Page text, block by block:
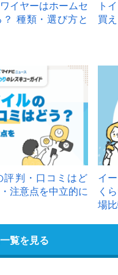
イヤーはホームセ
種類・選び方と
ト
買
評判・口コミはど
注意点を中立的に
イ
く
場
覧を見る